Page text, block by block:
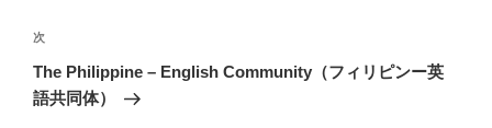
ビ
ゲ
ー
稿
次
の
投
次
The Philippine – English Community（フィリピンー英
語共同体）